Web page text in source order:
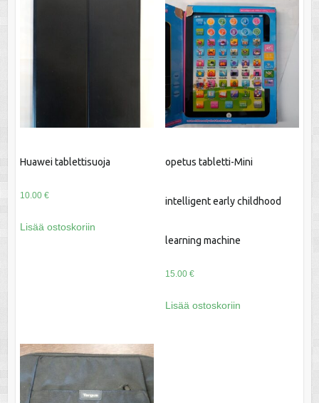
Huawei tablettisuoja
10.00 €
Lisää ostoskoriin
opetus tabletti-Mini
intelligent early childhood
learning machine
15.00 €
Lisää ostoskoriin